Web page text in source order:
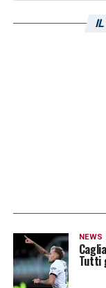
NEWS
Tutti